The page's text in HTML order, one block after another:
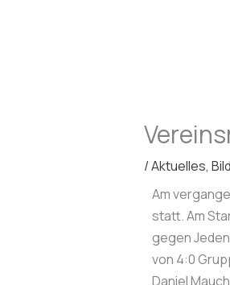
/Aktuelles,
Am
statt. Am
gegen
von 4:0
Daniel